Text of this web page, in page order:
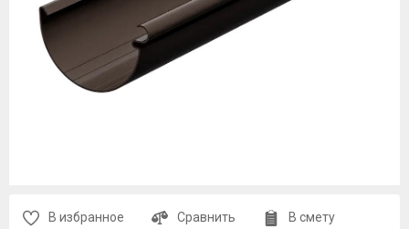
В избранное Сравнить В смету